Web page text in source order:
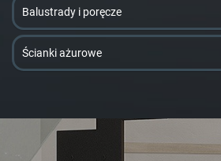
Balustrady i poręcze
Ścianki ażurowe